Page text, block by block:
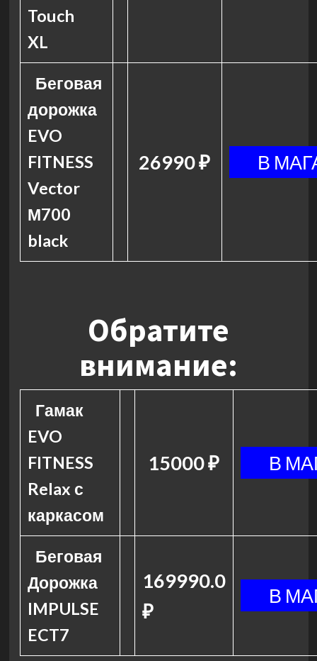
Touch
XL
Беговая
дорожка
EVO
FITNESS
Vector
М700
black
26990 ₽
Обратите
внимание:
Гамак
EVO
FITNESS
Relax с
каркасом
15000 ₽
Беговая
Дорожка
IMPULSE
ECT7
169990.0
₽